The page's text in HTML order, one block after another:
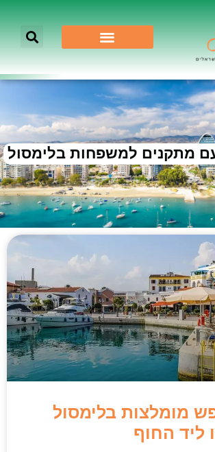
מתקנים למשפחות בלימסול
מומלצות בלימסול
ליד החוף